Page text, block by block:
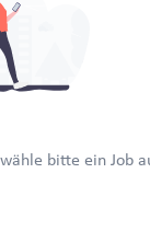
bitte ein Job